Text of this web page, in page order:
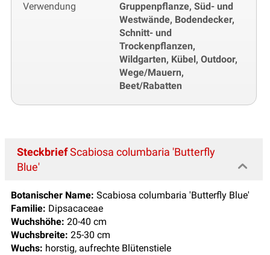
Verwendung
Gruppenpflanze, Süd- und
Westwände, Bodendecker,
Schnitt- und
Trockenpflanzen,
Wildgarten, Kübel, Outdoor,
Wege/Mauern,
Beet/Rabatten
SteckbriefScabiosa columbaria 'Butterfly
Blue'
Botanischer Name: Scabiosa columbaria 'Butterfly Blue'
Familie: Dipsacaceae
Wuchshöhe: 20-40 cm
Wuchsbreite: 25-30 cm
Wuchs: horstig, aufrechte Blütenstiele